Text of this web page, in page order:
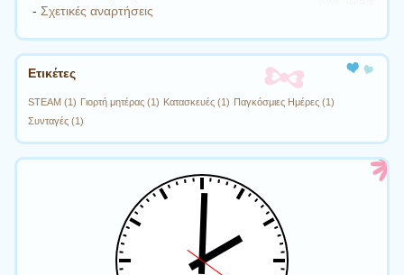
- Σχετικές αναρτήσεις
Ετικέτες
STEAM (1) Γιορτή μητέρας (1) Κατασκευές (1) Παγκόσμιες Ημέρες (1)
Συνταγές (1)